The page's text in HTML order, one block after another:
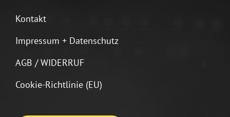
Kontakt
Impressum + Datenschutz
AGB / WIDERRUF
Cookie-Richtlinie (EU)